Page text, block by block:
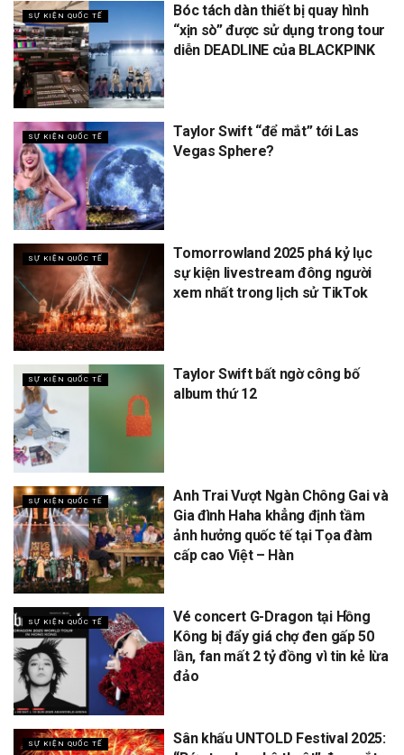
SỰ KIỆN QUỐC TẾ
Bóc tách dàn thiết bị quay hình
“xịn sò” được sử dụng trong tour
diễn DEADLINE của BLACKPINK
SỰ KIỆN QUỐC TẾ
Taylor Swift “để mắt” tới Las
Vegas Sphere?
SỰ KIỆN QUỐC TẾ
Tomorrowland 2025 phá kỷ lục
sự kiện livestream đông người
xem nhất trong lịch sử TikTok
SỰ KIỆN QUỐC TẾ
Taylor Swift bất ngờ công bố
album thứ 12
SỰ KIỆN QUỐC TẾ
Anh Trai Vượt Ngàn Chông Gai và
Gia đình Haha khẳng định tầm
ảnh hưởng quốc tế tại Tọa đàm
cấp cao Việt – Hàn
SỰ KIỆN QUỐC TẾ
Vé concert G-Dragon tại Hồng
Kông bị đẩy giá chợ đen gấp 50
lần, fan mất 2 tỷ đồng vì tin kẻ lừa
đảo
SỰ KIỆN QUỐC TẾ
Sân khấu UNTOLD Festival 2025: